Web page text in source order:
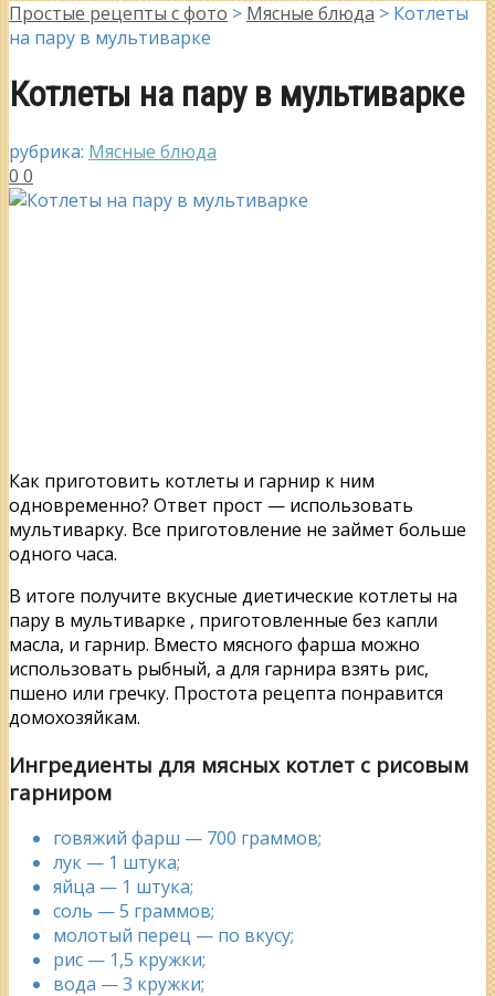
Простые рецепты с фото > Мясные блюда > Котлеты
на пару в мультиварке
Котлеты на пару в мультиварке
рубрика: Мясные блюда
0 0
Как приготовить котлеты и гарнир к ним
одновременно? Ответ прост — использовать
мультиварку. Все приготовление не займет больше
одного часа.
В итоге получите вкусные диетические котлеты на
пару в мультиварке , приготовленные без капли
масла, и гарнир. Вместо мясного фарша можно
использовать рыбный, а для гарнира взять рис,
пшено или гречку. Простота рецепта понравится
домохозяйкам.
Ингредиенты для мясных котлет с рисовым
гарниром
говяжий фарш — 700 граммов;
лук — 1 штука;
яйца — 1 штука;
соль — 5 граммов;
молотый перец — по вкусу;
рис — 1,5 кружки;
вода — 3 кружки;